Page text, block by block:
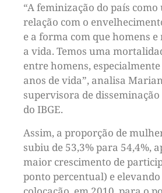
“A feminização do país
relação com o
e a forma com que homens
a vida. Temos uma
entre homens,
anos de vida”, analisa
supervisora de
do IBGE.
Assim, a proporção de
subiu de 53,3% para 54,4%,
maior crescimento de
ponto percentual) e elevando